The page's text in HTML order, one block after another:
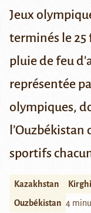
Jeux
terminés le 25
pluie de feu
représentée
olympiques,
sportifs
Kazakhstan
Ouzbékistan 4